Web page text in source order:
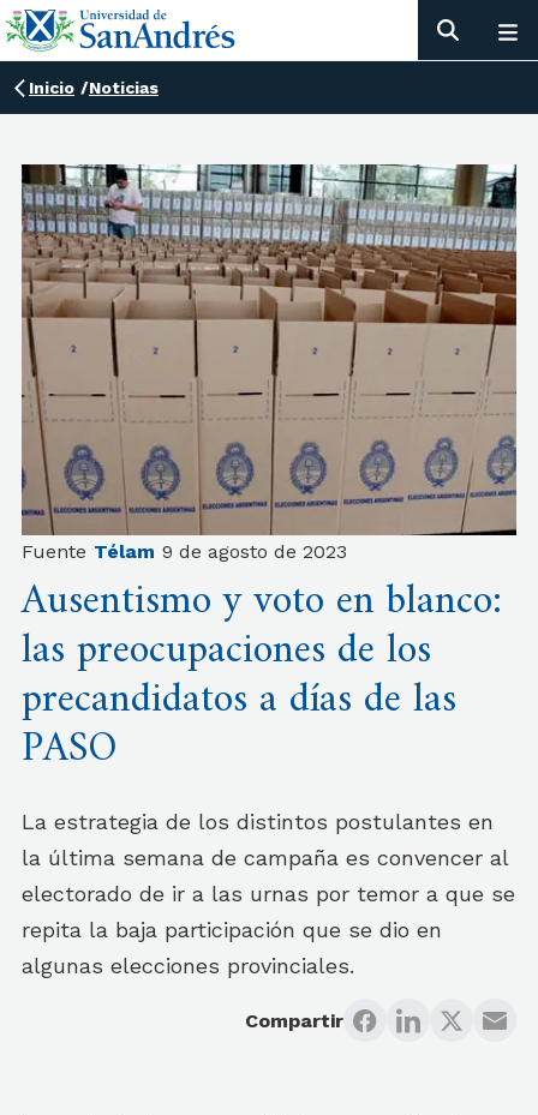
Inicio /Noticias
Fuente Télam 9 de agosto de 2023
Ausentismo y voto en blanco:
las preocupaciones de los
precandidatos a días de las
PASO
La estrategia de los distintos postulantes en
la última semana de campaña es convencer al
electorado de ir a las urnas por temor a que se
repita la baja participación que se dio en
algunas elecciones provinciales.
Compartir